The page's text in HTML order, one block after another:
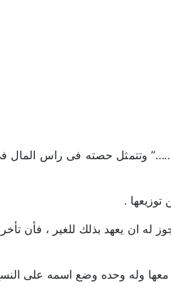
وتتمثل حصته فى راس المال
توزيعها .
له ان يعهد بذلك للغير ، فأن
معها وله وحده وضع اسمه على